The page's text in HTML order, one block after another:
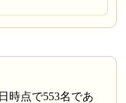
時点で553名であ